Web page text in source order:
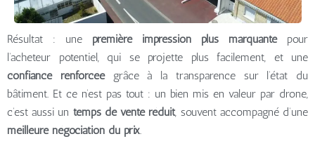
Résultat : une première impression plus marquantepour
l’acheteur potentiel, qui se projette plus facilement, et une
confiance renforcéegrâce à la transparence sur l’état du
bâtiment. Et ce n’est pas tout : un bien mis en valeur par drone,
c’est aussi un temps de vente réduit, souvent accompagné d’une
meilleure négociation du prix.